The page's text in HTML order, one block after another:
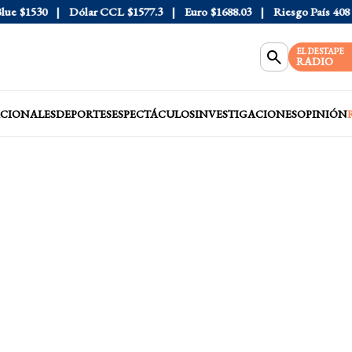
$1530 Dólar CCL $1577.3 Euro $1688.03 Riesgo País 408
EL DESTAPE
RADIO
DEPORTESESPECTÁCULOSINVESTIGACIONESOPINIÓN